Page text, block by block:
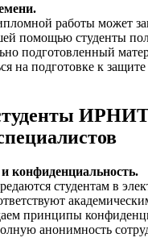
работы может
помощью студенты
подготовленный
на подготовке к
и конфиденциальность.
студентам в
принципы
анонимность